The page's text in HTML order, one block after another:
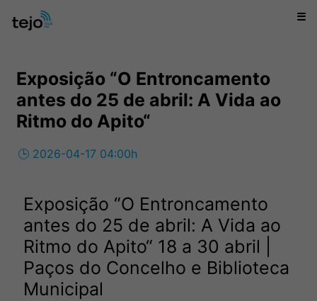
☰
Exposição “O Entroncamento
antes do 25 de abril: A Vida ao
Ritmo do Apito“
🕒 2026-04-17 04:00h
Exposição “O Entroncamento
antes do 25 de abril: A Vida ao
Ritmo do Apito“ 18 a 30 abril |
Paços do Concelho e Biblioteca
Municipal